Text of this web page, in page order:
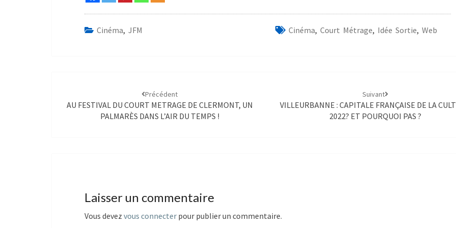
Cinéma, JFM Cinéma, Court Métrage, Idée Sortie, Web
Précédent
AU FESTIVAL DU COURT METRAGE DE CLERMONT, UN
PALMARÈS DANS L’AIR DU TEMPS !
Suivant
VILLEURBANNE : CAPITALE FRANÇAISE DE LA
2022? ET POURQUOI PAS ?
Laisser un commentaire
Vous devez vous connecter pour publier un commentaire.